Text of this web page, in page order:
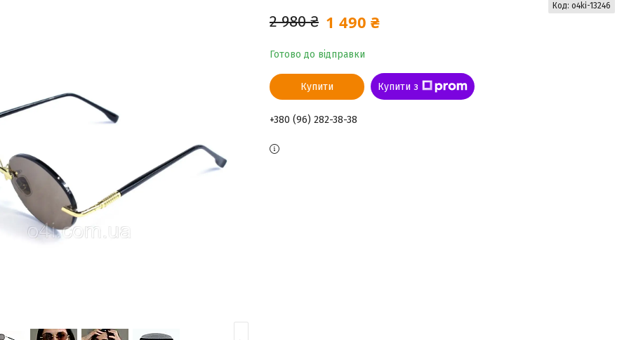
2 980 ₴ 1 490 ₴
Готово до відправки
Код: o4ki-13246
Купити Купити з
+380 (96) 282-38-38